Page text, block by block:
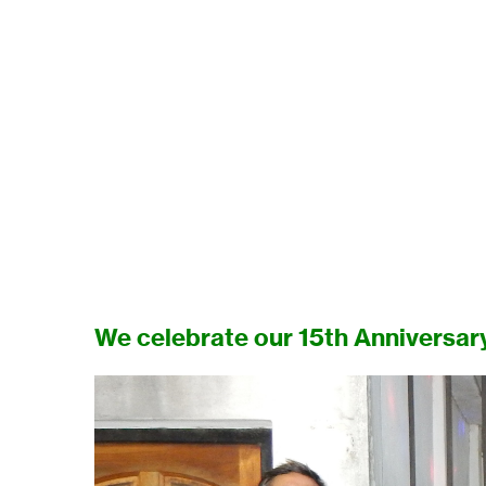
We celebrate our 15th